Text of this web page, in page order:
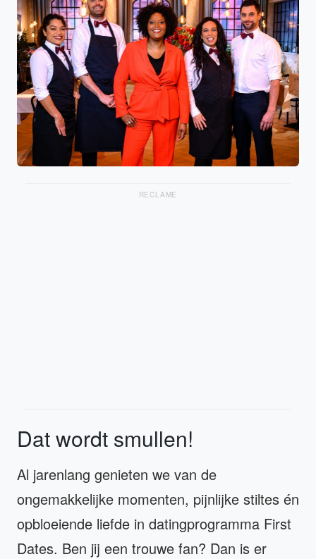
RECLAME
Dat wordt smullen!
Al jarenlang genieten we van de
ongemakkelijke momenten, pijnlijke stiltes én
opbloeiende liefde in datingprogramma First
Dates. Ben jij een trouwe fan? Dan is er